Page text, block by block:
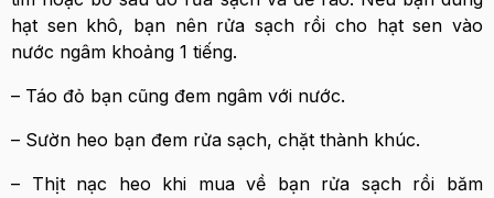
hạt sen khô, bạn nên rửa sạch rồi cho hạt sen vào
nước ngâm khoảng 1 tiếng.
– Táo đỏ bạn cũng đem ngâm với nước.
– Sườn heo bạn đem rửa sạch, chặt thành khúc.
– Thịt nạc heo khi mua về bạn rửa sạch rồi băm